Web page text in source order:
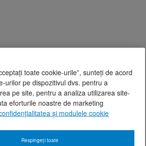
toate cookie-urile”, sunteți de acord
urilor pe dispozitivul dvs. pentru a
pe site, pentru a analiza utilizarea site-
eforturile noastre de marketing
și modulele cookie
Respingeți toate